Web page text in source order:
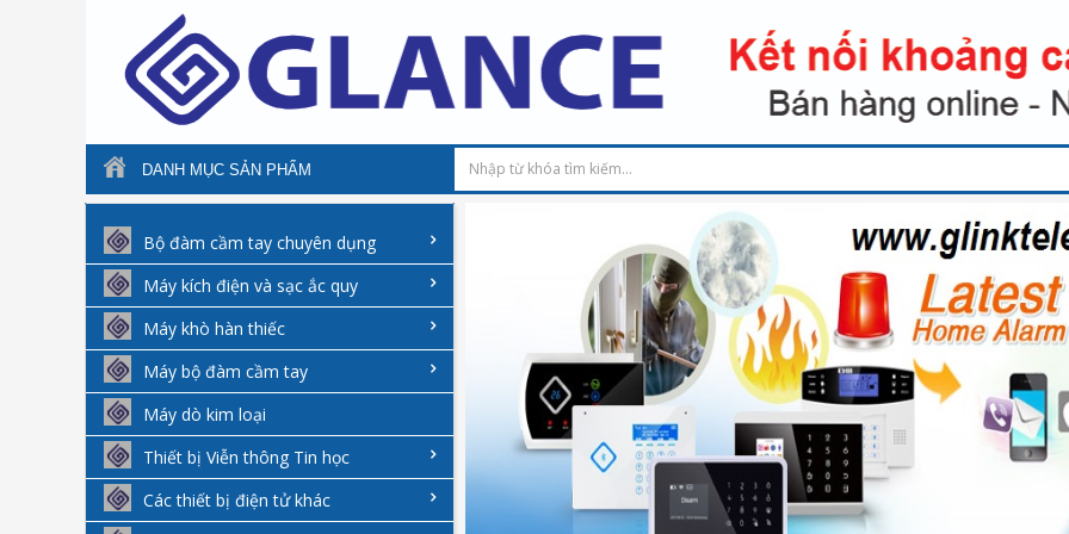
DANH MỤC SẢN PHẨM
Bộ đàm cầm tay chuyên dụng
Máy kích điện và sạc ắc quy
Máy khò hàn thiếc
Máy bộ đàm cầm tay
Máy dò kim loại
Thiết bị Viễn thông Tin học
Các thiết bị điện tử khác